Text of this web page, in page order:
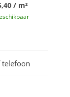
/ m²
telefoon